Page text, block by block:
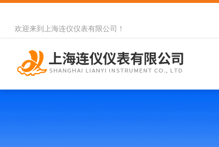
欢迎来到 上海连仪仪表有限公司 ！